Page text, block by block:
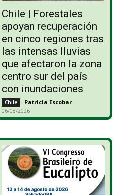
Chile | Forestales
apoyan recuperación
en cinco regiones tras
las intensas lluvias
que afectaron la zona
centro sur del país
con inundaciones
Chile Patricia Escobar -
06/08/2026